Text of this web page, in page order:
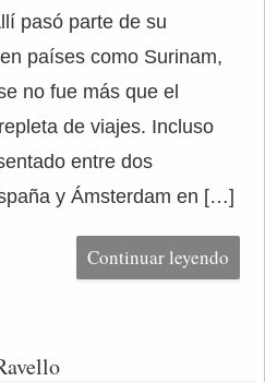
pasó parte de su
países como Surinam,
no fue más que el
de viajes. Incluso
entre dos
y Ámsterdam en […]
Continuar leyendo